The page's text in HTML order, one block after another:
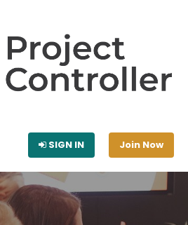
SIGN IN Join Now